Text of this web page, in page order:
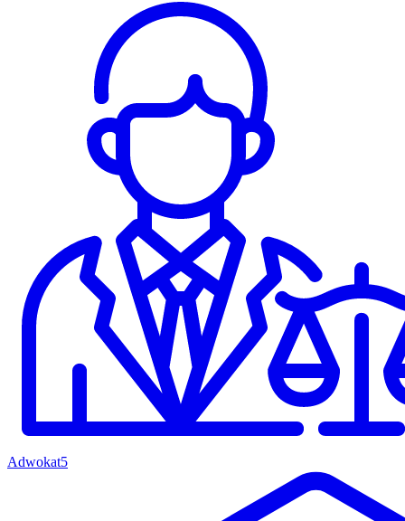
Adwokat5